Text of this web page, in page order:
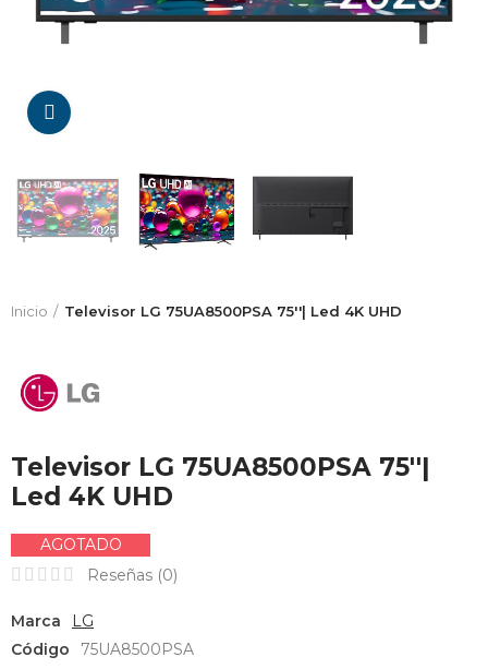
Inicio Televisor LG 75UA8500PSA 75''| Led 4K UHD
Televisor LG 75UA8500PSA 75''|
Led 4K UHD
AGOTADO
Reseñas (0)
Marca
LG
Código
75UA8500PSA